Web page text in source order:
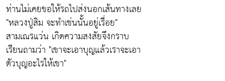
ท่านไม่เคยขอให้รถไปส่งนอกเส้นทางเลย
"หลวงปู่สิม จะทำเช่นนั้นอยู่เรื่อย"
สามเณรแว่น เกิดความสงสัยจึงกราบ
เรียนถามว่า "เขาจะเอาบุญแล้วเราจะเอา
ตัวบุญอะไรให้เขา"